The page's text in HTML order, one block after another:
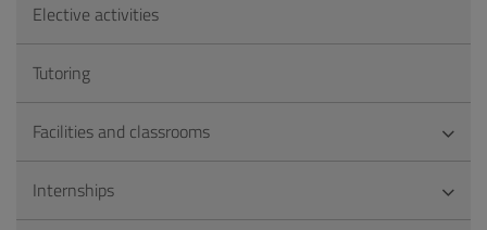
Elective activities
Tutoring
Facilities and classrooms
Internships